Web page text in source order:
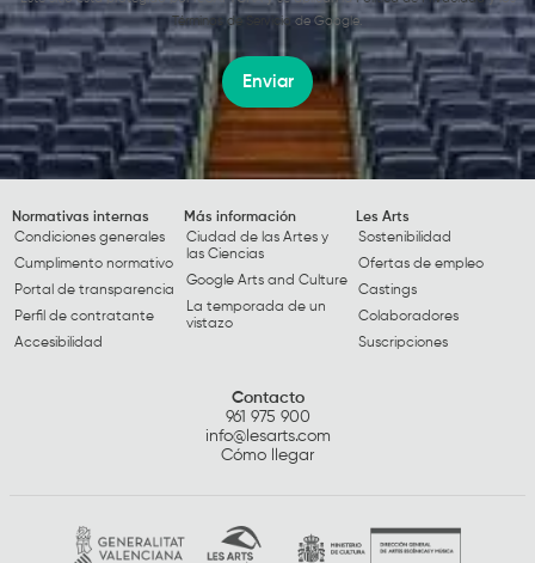
Términos de Servicio de Google.
Enviar
Normativas internas
Condiciones generales
Cumplimento normativo
Portal de transparencia
Perfil de contratante
Accesibilidad
Más información
Ciudad de las Artes y
las Ciencias
Google Arts and Culture
La temporada de un
vistazo
Les Arts
Sostenibilidad
Ofertas de empleo
Castings
Colaboradores
Suscripciones
Contacto
961 975 900
info@lesarts.com
Cómo llegar